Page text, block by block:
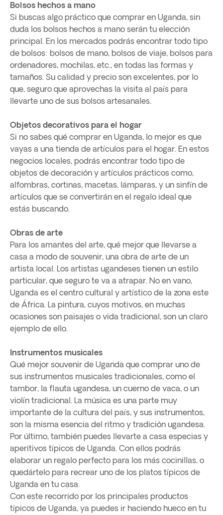
Bolsos hechos a mano
Si buscas algo práctico que comprar en Uganda, sin
duda los bolsos hechos a mano serán tu elección
principal. En los mercados podrás encontrar todo tipo
de bolsos: bolsos de mano, bolsos de viaje, bolsos para
ordenadores, mochilas, etc., en todas las formas y
tamaños. Su calidad y precio son excelentes, por lo
que, seguro que aprovechas la visita al país para
llevarte uno de sus bolsos artesanales.
Objetos decorativos para el hogar
Si no sabes qué comprar en Uganda, lo mejor es que
vayas a una tienda de artículos para el hogar. En estos
negocios locales, podrás encontrar todo tipo de
objetos de decoración y artículos prácticos como,
alfombras, cortinas, macetas, lámparas, y un sinfín de
artículos que se convertirán en el regalo ideal que
estás buscando.
Obras de arte
Para los amantes del arte, qué mejor que llevarse a
casa a modo de souvenir, una obra de arte de un
artista local. Los artistas ugandeses tienen un estilo
particular, que seguro te va a atrapar. No en vano,
Uganda es el centro cultural y artístico de la zona este
de África. La pintura, cuyos motivos, en muchas
ocasiones son paisajes o vida tradicional, son un claro
ejemplo de ello.
Instrumentos musicales
Qué mejor souvenir de Uganda que comprar uno de
sus instrumentos musicales tradicionales, como el
tambor, la flauta ugandesa, un cuerno de vaca, o un
violín tradicional. La música es una parte muy
importante de la cultura del país, y sus instrumentos,
son la misma esencia del ritmo y tradición ugandesa.
Por último, también puedes llevarte a casa especias y
aperitivos típicos de Uganda. Con ellos podrás
elaborar un regalo perfecto para los más cocinillas, o
quedártelo para recrear uno de los platos típicos de
Uganda en tu casa.
Con este recorrido por los principales productos
típicos de Uganda, ya puedes ir haciendo hueco en tu